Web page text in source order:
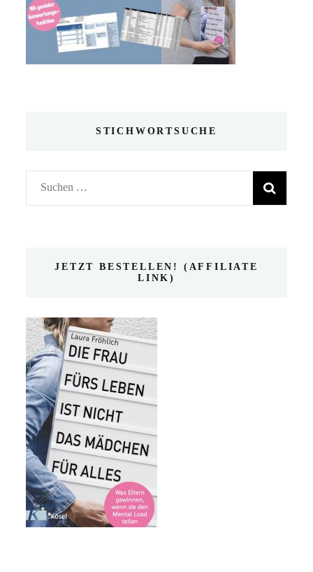
STICHWORTSUCHE
Suchen
nach:
JETZT BESTELLEN! (AFFILIATE
LINK)